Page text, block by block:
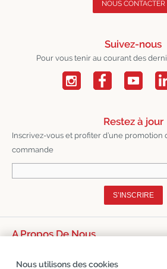
NOUS CONTACTER
Suivez-nous
Pour vous tenir au courant des
Restez à jour
Inscrivez-vous et profiter d’une promotion
commande
S’INSCRIRE
A Propos De Nous
Nous utilisons des cookies